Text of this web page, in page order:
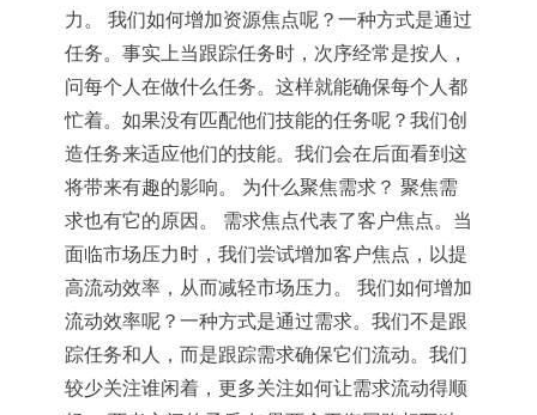
力。 我们如何增加资源焦点呢？一种方式是通过
任务。事实上当跟踪任务时，次序经常是按人，
问每个人在做什么任务。这样就能确保每个人都
忙着。如果没有匹配他们技能的任务呢？我们创
造任务来适应他们的技能。我们会在后面看到这
将带来有趣的影响。 为什么聚焦需求？ 聚焦需
求也有它的原因。 需求焦点代表了客户焦点。当
面临市场压力时，我们尝试增加客户焦点，以提
高流动效率，从而减轻市场压力。 我们如何增加
流动效率呢？一种方式是通过需求。我们不是跟
踪任务和人，而是跟踪需求确保它们流动。我们
较少关注谁闲着，更多关注如何让需求流动得顺